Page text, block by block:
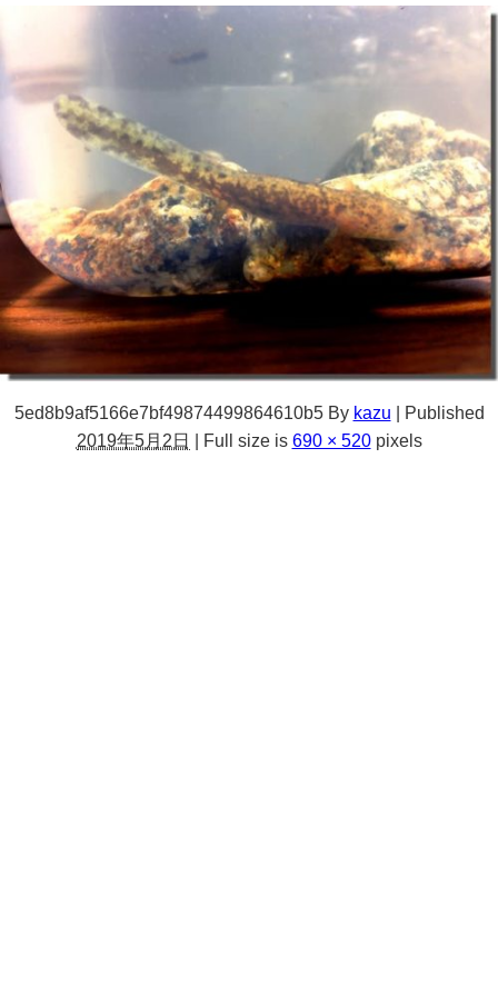
5ed8b9af5166e7bf49874499864610b5 By kazu
Published
2019年5月2日
Full size is 690 × 520pixels